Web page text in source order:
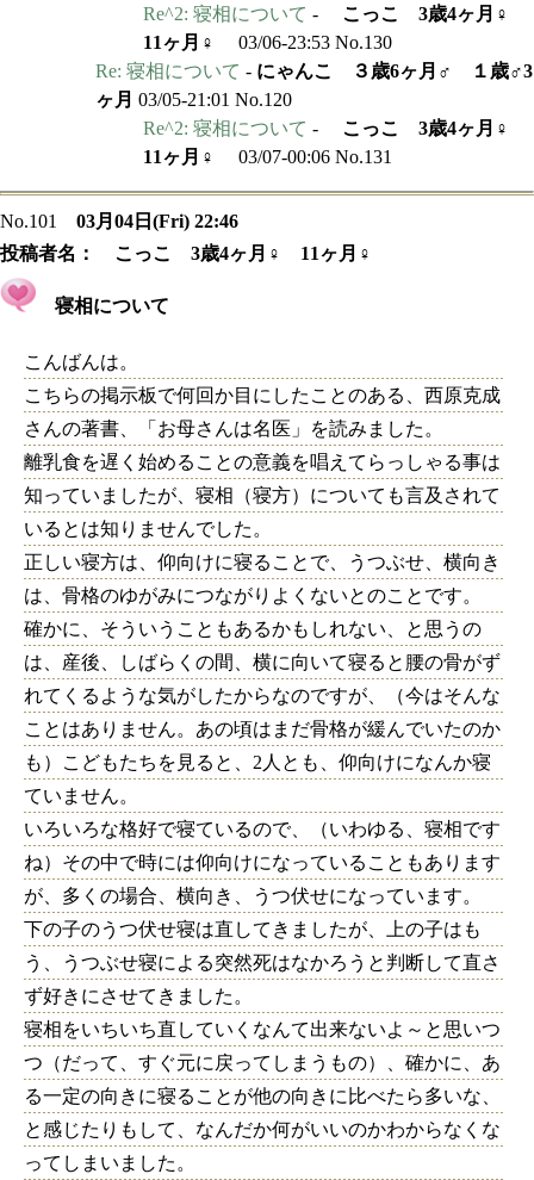
Re^2: 寝相について -
こっこ 3歳4ヶ月♀
11ヶ月♀
03/06-23:53 No.130
Re: 寝相について - にゃんこ ３歳6ヶ月♂ １歳♂3
ヶ月 03/05-21:01 No.120
Re^2: 寝相について -
こっこ 3歳4ヶ月♀
11ヶ月♀
03/07-00:06 No.131
No.101
03月04日(Fri) 22:46
投稿者名：
こっこ 3歳4ヶ月♀ 11ヶ月♀
寝相について
こんばんは。
こちらの掲示板で何回か目にしたことのある、西原克成
さんの著書、「お母さんは名医」を読みました。
離乳食を遅く始めることの意義を唱えてらっしゃる事は
知っていましたが、寝相（寝方）についても言及されて
いるとは知りませんでした。
正しい寝方は、仰向けに寝ることで、うつぶせ、横向き
は、骨格のゆがみにつながりよくないとのことです。
確かに、そういうこともあるかもしれない、と思うの
は、産後、しばらくの間、横に向いて寝ると腰の骨がず
れてくるような気がしたからなのですが、（今はそんな
ことはありません。あの頃はまだ骨格が緩んでいたのか
も）こどもたちを見ると、2人とも、仰向けになんか寝
ていません。
いろいろな格好で寝ているので、（いわゆる、寝相です
ね）その中で時には仰向けになっていることもあります
が、多くの場合、横向き、うつ伏せになっています。
下の子のうつ伏せ寝は直してきましたが、上の子はも
う、うつぶせ寝による突然死はなかろうと判断して直さ
ず好きにさせてきました。
寝相をいちいち直していくなんて出来ないよ～と思いつ
つ（だって、すぐ元に戻ってしまうもの）、確かに、あ
る一定の向きに寝ることが他の向きに比べたら多いな、
と感じたりもして、なんだか何がいいのかわからなくな
ってしまいました。